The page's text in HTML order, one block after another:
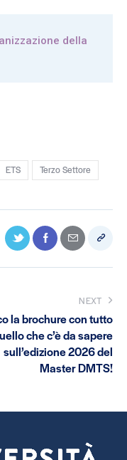
della
ETS Terzo Settore
NEXT
la brochure con tutto
che c’è da sapere
sull’edizione 2026 del
Master DMTS!